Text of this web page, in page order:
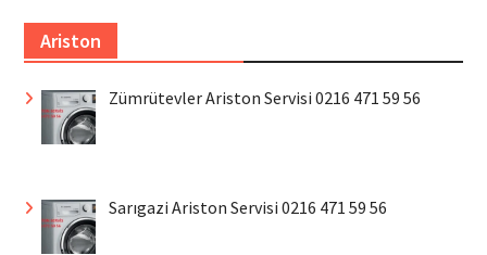
Ariston
Zümrütevler Ariston Servisi 0216 471 59 56
Sarıgazi Ariston Servisi 0216 471 59 56